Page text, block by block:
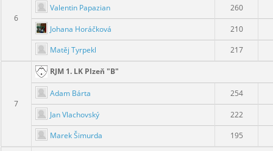
6
Valentin Papazian 260
Johana Horáčková
210
Matěj Tyrpekl
217
7
RJM 1. LK Plzeň "B"
Adam Bárta 254
Jan Vlachovský
222
Marek Šimurda
195